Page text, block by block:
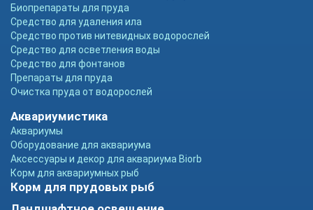
Биопрепараты для пруда
Средство для удаления ила
Средство против нитевидных водорослей
Средство для осветления воды
Средство для фонтанов
Препараты для пруда
Очистка пруда от водорослей
Аквариумистика
Аквариумы
Оборудование для аквариума
Аксессуары и декор для аквариума Biorb
Корм для аквариумных рыб
Корм для прудовых рыб